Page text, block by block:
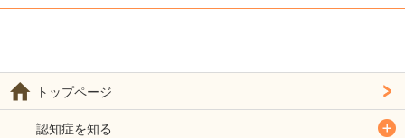
トップページ
認知症を知る